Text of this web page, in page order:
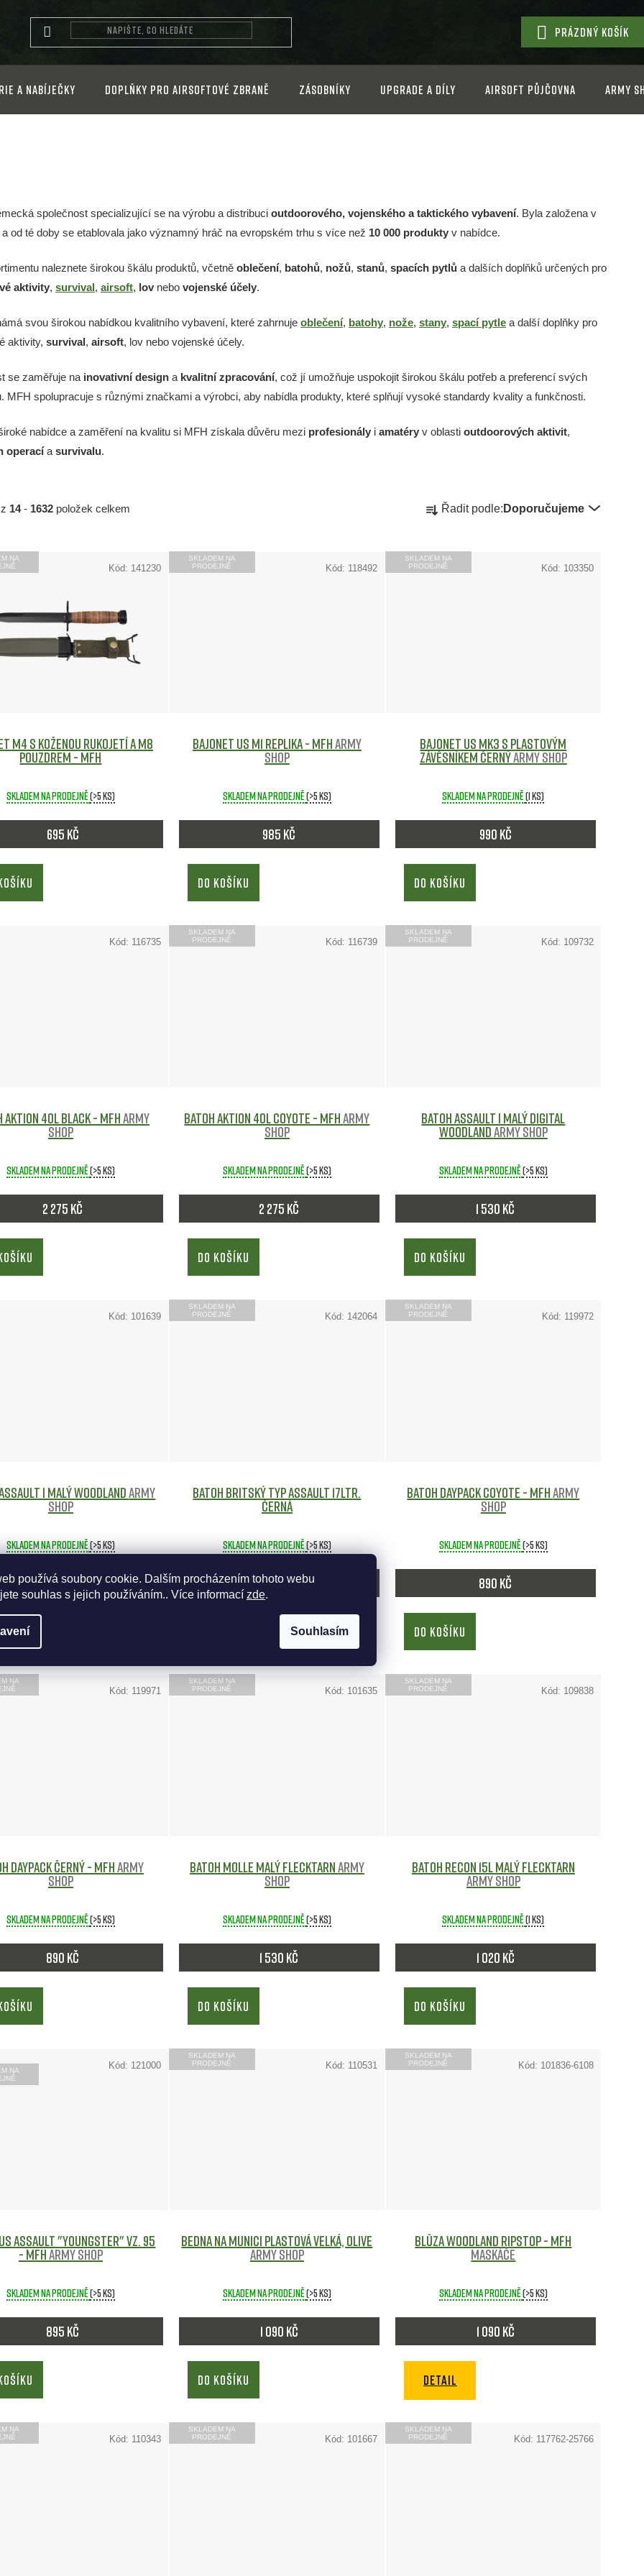
používá soubory cookie. Dalším procházením tohoto webu
souhlas s jejich používáním.. Více informací zde.
Souhlasím
NÁKUPNÍ
KOŠÍK
PRÁZDNÝ KOŠÍK
a nabíječky Doplňky pro airsoftové zbraně Zásobníky Upgrade a díly Airsoft půjčovna Army
společnost specializující se na výrobu a distribuci outdoorového, vojenského a taktického vybavení. Byla založena v
a od té doby se etablovala jako významný hráč na evropském trhu s více než 10 000 produkty v nabídce.
naleznete širokou škálu produktů, včetně oblečení, batohů, nožů, stanů, spacích pytlů a dalších doplňků určených pro
aktivity, survival, airsoft, lov nebo vojenské účely.
svou širokou nabídkou kvalitního vybavení, které zahrnuje oblečení, batohy, nože, stany, spací pytle a další doplňky pro
aktivity, survival, airsoft, lov nebo vojenské účely.
se zaměřuje na inovativní design a kvalitní zpracování, což jí umožňuje uspokojit širokou škálu potřeb a preferencí svých
MFH spolupracuje s různými značkami a výrobci, aby nabídla produkty, které splňují vysoké standardy kvality a funkčnosti.
nabídce a zaměření na kvalitu si MFH získala důvěru mezi profesionály i amatéry v oblasti outdoorových aktivit,
operacía survivalu.
z 14- 1632 položek celkem
Ř
z
r
o
u
k
t
ů
Řadit podle: Doporučujeme
NA
M4 s koženou rukojetí a M8
pouzdrem - MFH
Skladem na prodejně(>5 ks)
695 Kč
Kód: 141230
SKLADEM NA
PRODEJNĚ
Bajonet US M1 replika - MFHArmy
shop
Skladem na prodejně(>5 ks)
985 Kč
DO KOŠÍKU
Kód: 118492
SKLADEM NA
PRODEJNĚ
Bajonet US MK3 s plastovým
závěsníkem ČERNÝArmy shop
Skladem na prodejně(1 ks)
990 Kč
DO KOŠÍKU
Kód: 103350
40L black - MFHArmy
shop
Skladem na prodejně(>5 ks)
2 275 Kč
Kód: 116735
SKLADEM NA
PRODEJNĚ
Batoh AKTION 40L coyote - MFHArmy
shop
Skladem na prodejně(>5 ks)
2 275 Kč
DO KOŠÍKU
Kód: 116739
SKLADEM NA
PRODEJNĚ
Batoh ASSAULT I malý DIGITAL
WOODLANDArmy shop
Skladem na prodejně(>5 ks)
1 530 Kč
DO KOŠÍKU
Kód: 109732
I malý WOODLANDArmy
shop
Skladem na prodejně(>5 ks)
1 350 Kč
Kód: 101639
SKLADEM NA
PRODEJNĚ
Batoh britský typ ASSAULT 17ltr.
ČERNÁ
Skladem na prodejně(>5 ks)
1 350 Kč
Kód: 142064
SKLADEM NA
PRODEJNĚ
Batoh DAYPACK Coyote - MFHArmy
shop
Skladem na prodejně(>5 ks)
890 Kč
DO KOŠÍKU
Kód: 119972
NA
DAYPACK Černý - MFHArmy
shop
Skladem na prodejně(>5 ks)
890 Kč
Kód: 119971
SKLADEM NA
PRODEJNĚ
Batoh MOLLE malý FLECKTARNArmy
shop
Skladem na prodejně(>5 ks)
1 530 Kč
DO KOŠÍKU
Kód: 101635
SKLADEM NA
PRODEJNĚ
Batoh RECON 15L malý FLECKTARN
Army shop
Skladem na prodejně(1 ks)
1 020 Kč
DO KOŠÍKU
Kód: 109838
NA
Assault "Youngster" vz. 95
- MFHArmy shop
Skladem na prodejně(>5 ks)
895 Kč
Kód: 121000
SKLADEM NA
PRODEJNĚ
Bedna na munici plastová velká, Olive
Army shop
Skladem na prodejně(>5 ks)
1 090 Kč
DO KOŠÍKU
Kód: 110531
SKLADEM NA
PRODEJNĚ
Blůza Woodland ripstop - MFH
Maskáče
Skladem na prodejně(>5 ks)
1 090 Kč
DETAIL
Kód: 101836-6108
NA
Kód: 110343
SKLADEM NA
PRODEJNĚ
Kód: 101667
SKLADEM NA
PRODEJNĚ
Kód: 117762-25766